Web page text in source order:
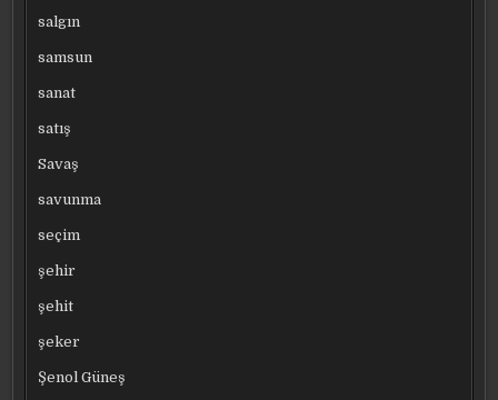
salgın
samsun
sanat
satış
Savaş
savunma
seçim
şehir
şehit
şeker
Şenol Güneş